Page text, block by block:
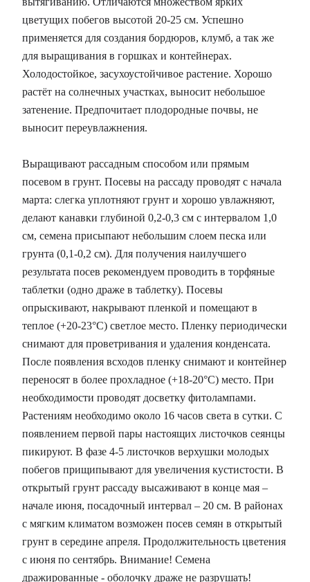
цветущих побегов высотой 20-25 см. Успешно
применяется для создания бордюров, клумб, а так же
для выращивания в горшках и контейнерах.
Холодостойкое, засухоустойчивое растение. Хорошо
растёт на солнечных участках, выносит небольшое
затенение. Предпочитает плодородные почвы, не
выносит переувлажнения.
Выращивают рассадным способом или прямым
посевом в грунт. Посевы на рассаду проводят с начала
марта: слегка уплотняют грунт и хорошо увлажняют,
делают канавки глубиной 0,2-0,3 см с интервалом 1,0
см, семена присыпают небольшим слоем песка или
грунта (0,1-0,2 см). Для получения наилучшего
результата посев рекомендуем проводить в торфяные
таблетки (одно драже в таблетку). Посевы
опрыскивают, накрывают пленкой и помещают в
теплое (+20-23°С) светлое место. Пленку периодически
снимают для проветривания и удаления конденсата.
После появления всходов пленку снимают и контейнер
переносят в более прохладное (+18-20°C) место. При
необходимости проводят досветку фитолампами.
Растениям необходимо около 16 часов света в сутки. С
появлением первой пары настоящих листочков сеянцы
пикируют. В фазе 4-5 листочков верхушки молодых
побегов прищипывают для увеличения кустистости. В
открытый грунт рассаду высаживают в конце мая –
начале июня, посадочный интервал – 20 см. В районах
с мягким климатом возможен посев семян в открытый
грунт в середине апреля. Продолжительность цветения
с июня по сентябрь. Внимание! Семена
дражированные - оболочку драже не разрушать!